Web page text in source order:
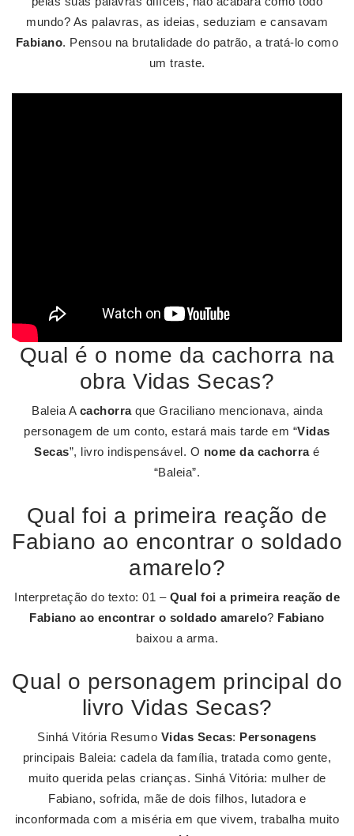
mundo? As palavras, as ideias, seduziam e cansavam
Fabiano. Pensou na brutalidade do patrão, a tratá-lo como
um traste.
Qual é o nome da cachorra na
obra Vidas Secas?
Baleia A cachorraque Graciliano mencionava, ainda
personagem de um conto, estará mais tarde em “Vidas
Secas”, livro indispensável. O nome da cachorraé
“Baleia”.
Qual foi a primeira reação de
Fabiano ao encontrar o soldado
amarelo?
Interpretação do texto: 01 – Qual foi a primeira reação de
Fabiano ao encontrar o soldado amarelo? Fabiano
baixou a arma.
Qual o personagem principal do
livro Vidas Secas?
Sinhá Vitória Resumo Vidas Secas: Personagens
principais Baleia: cadela da família, tratada como gente,
muito querida pelas crianças. Sinhá Vitória: mulher de
Fabiano, sofrida, mãe de dois filhos, lutadora e
inconformada com a miséria em que vivem, trabalha muito